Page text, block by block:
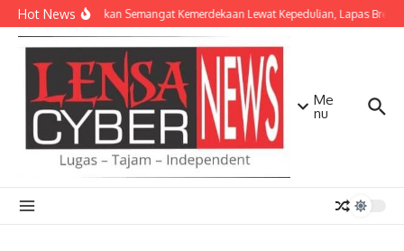
Lewati ke konten
Hot NewsMenyalakan Semangat Kemerdekaan Lewat Kepedulian, Lapas
Me
nu